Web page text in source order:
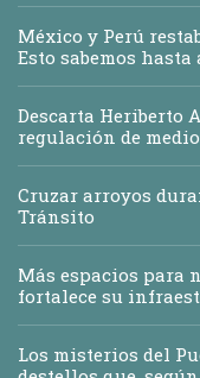
México y Perú
Esto sabemos hasta
Descarta Heriberto
regulación de
Cruzar arroyos
Tránsito
Más espacios para
fortalece su
Los misterios del